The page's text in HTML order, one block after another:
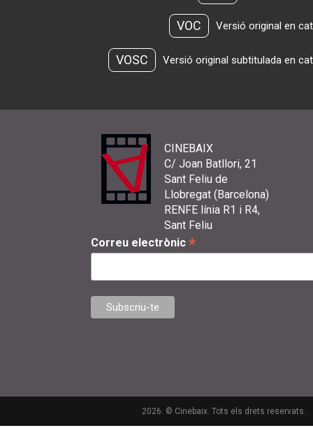
VOC Versió original en
VOSC Versió original subtitulada en
CINEBAIX
C/ Joan Batllori, 21
Sant Feliu de
Llobregat (Barcelona)
RENFE línia R1 i R4,
Sant Feliu
Correu electrònic *
2026. © Cinebaix. Tots els drets reservats.